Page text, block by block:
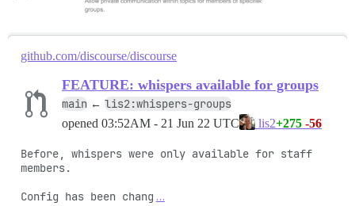
github.com/discourse/discourse
FEATURE: whispers available for groups
main ← lis2:whispers-groups
opened 03:52AM - 21 Jun 22 UTC lis2+275 -56
Before, whispers were only available for staff
members.
Config has been chang …